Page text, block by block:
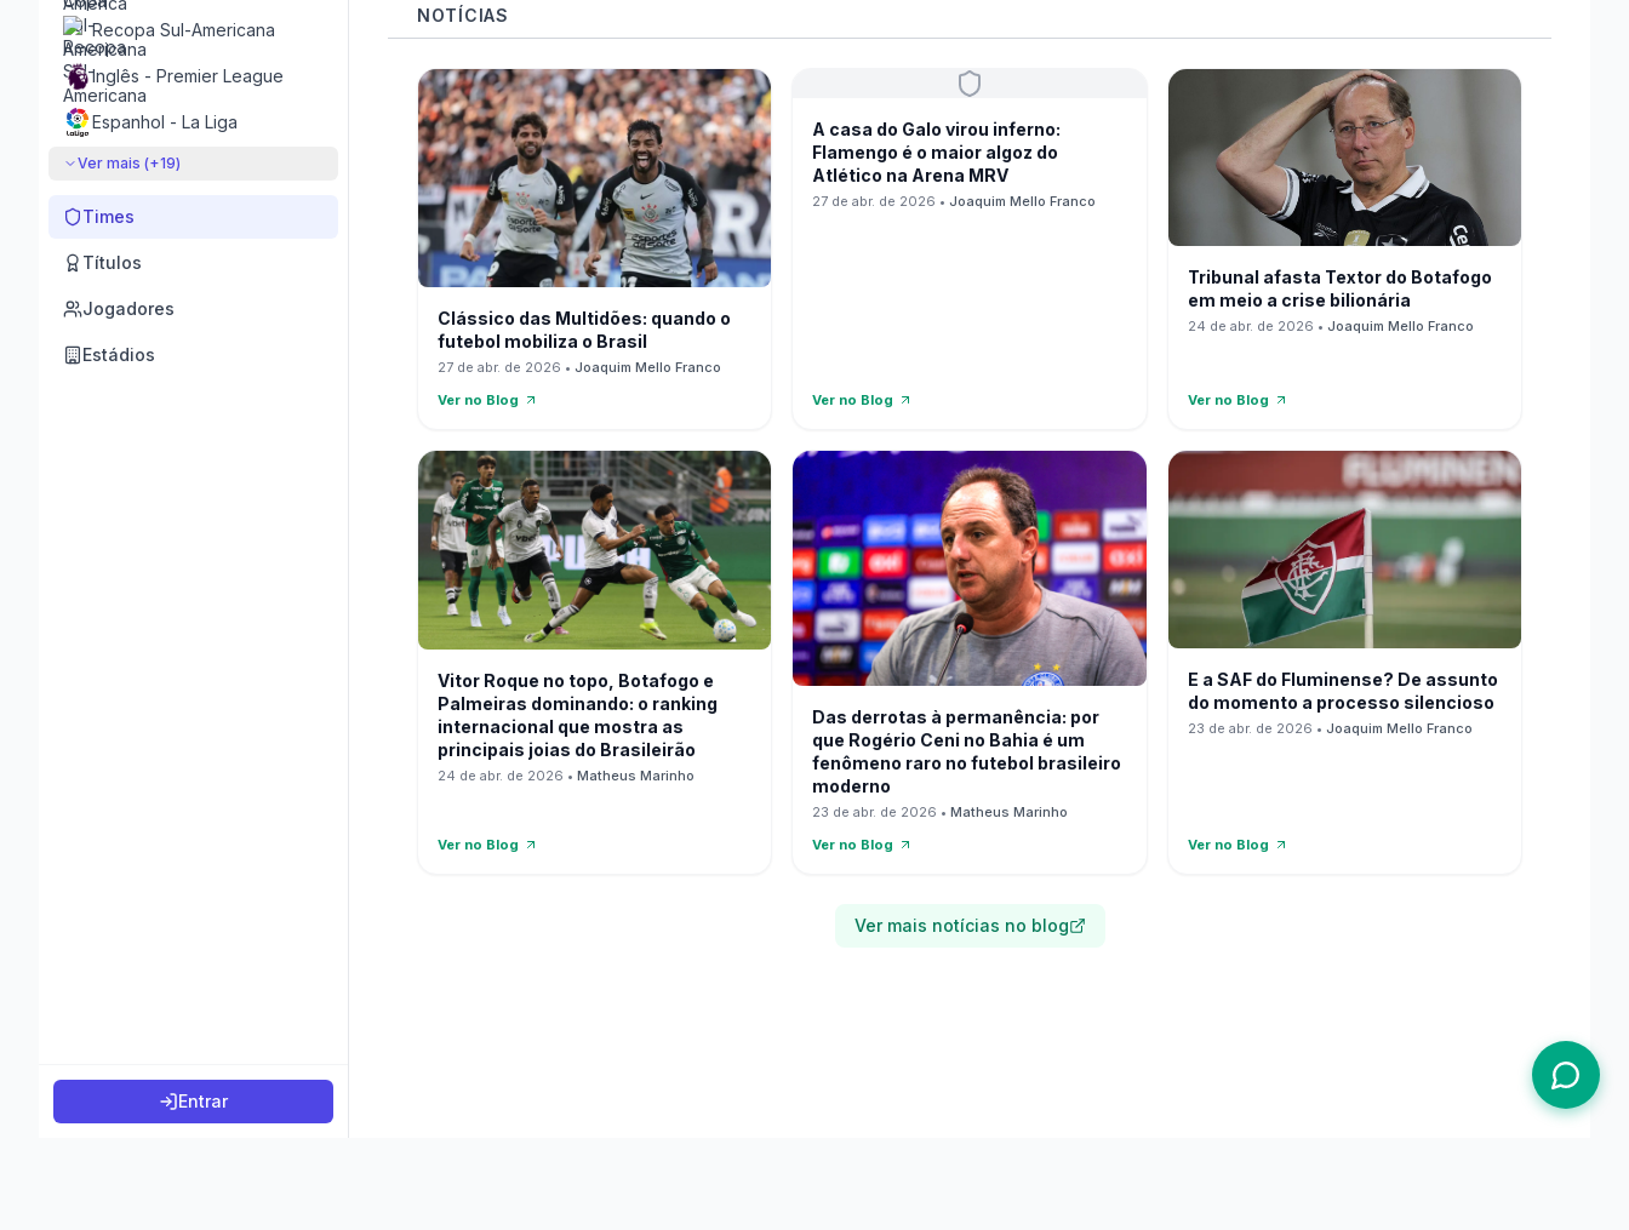
Recopa Sul-Americana
Inglês - Premier League
Espanhol - La Liga
Ver mais (+19)
Times
Títulos
Jogadores
Estádios
Entrar
NOTÍCIAS
Clássico das Multidões: quando o
futebol mobiliza o Brasil
27 de abr. de 2026 • Joaquim Mello Franco
Ver no Blog
A casa do Galo virou inferno:
Flamengo é o maior algoz do
Atlético na Arena MRV
27 de abr. de 2026 •Joaquim Mello Franco
Ver no Blog
Tribunal afasta Textor do Botafogo
em meio a crise bilionária
24 de abr. de 2026 • Joaquim Mello Franco
Ver no Blog
Vitor Roque no topo, Botafogo e
Palmeiras dominando: o ranking
internacional que mostra as
principais joias do Brasileirão
24 de abr. de 2026 • Matheus Marinho
Ver no Blog
Das derrotas à permanência: por
que Rogério Ceni no Bahia é um
fenômeno raro no futebol brasileiro
moderno
23 de abr. de 2026 •Matheus Marinho
Ver no Blog
E a SAF do Fluminense? De assunto
do momento a processo silencioso
23 de abr. de 2026 • Joaquim Mello Franco
Ver no Blog
Ver mais notícias no blog